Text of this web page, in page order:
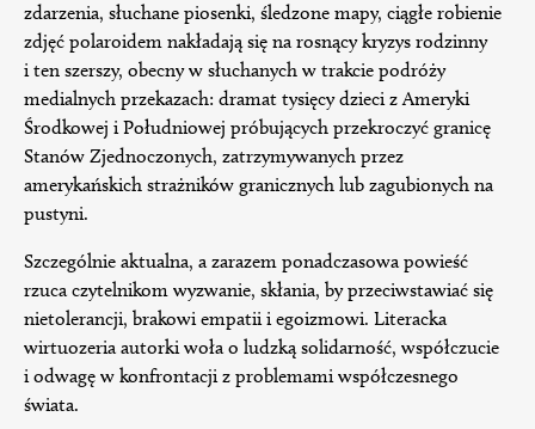
zdarzenia, słuchane piosenki, śledzone mapy, ciągłe robienie
zdjęć polaroidem nakładają się na rosnący kryzys rodzinny
i ten szerszy, obecny w słuchanych w trakcie podróży
medialnych przekazach: dramat tysięcy dzieci z Ameryki
Środkowej i Południowej próbujących przekroczyć granicę
Stanów Zjednoczonych, zatrzymywanych przez
amerykańskich strażników granicznych lub zagubionych na
pustyni.
Szczególnie aktualna, a zarazem ponadczasowa powieść
rzuca czytelnikom wyzwanie, skłania, by przeciwstawiać się
nietolerancji, brakowi empatii i egoizmowi. Literacka
wirtuozeria autorki woła o ludzką solidarność, współczucie
i odwagę w konfrontacji z problemami współczesnego
świata.